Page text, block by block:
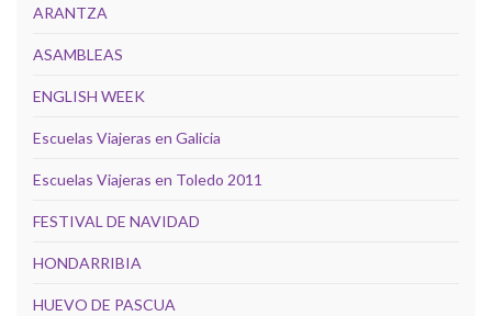
ARANTZA
ASAMBLEAS
ENGLISH WEEK
Escuelas Viajeras en Galicia
Escuelas Viajeras en Toledo 2011
FESTIVAL DE NAVIDAD
HONDARRIBIA
HUEVO DE PASCUA